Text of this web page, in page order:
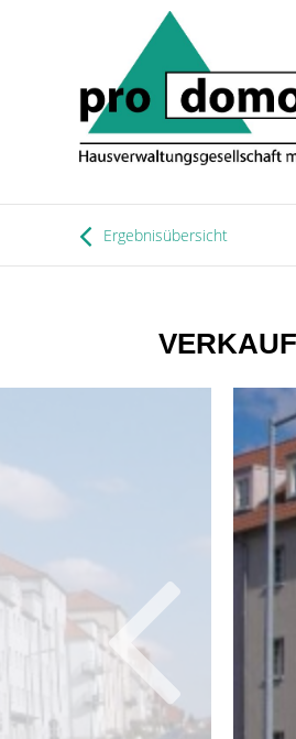
Ergebnisübersicht